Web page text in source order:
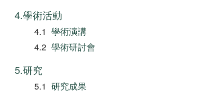
學術活動
學術演講
學術研討會
研究
研究成果